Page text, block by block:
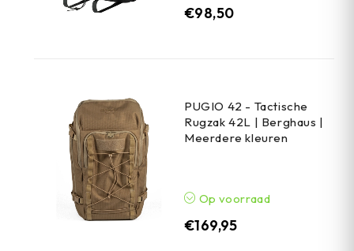
€98,50
PUGIO 42 - Tactische
Rugzak 42L | Berghaus |
Meerdere kleuren
Op voorraad
€169,95